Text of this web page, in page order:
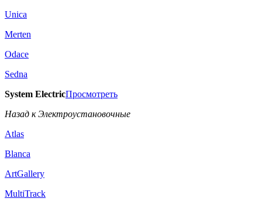
Unica
Merten
Odace
Sedna
System ElectricПросмотреть
Назад к Электроустановочные
Atlas
Blanca
ArtGallery
MultiTrack